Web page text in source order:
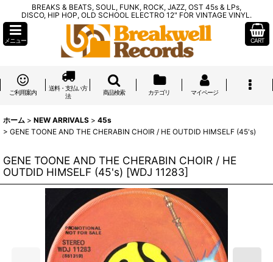
BREAKS & BEATS, SOUL, FUNK, ROCK, JAZZ, OST 45s & LPs,
DISCO, HIP HOP, OLD SCHOOL ELECTRO 12" FOR VINTAGE VINYL.
メニュー CART
ご利用案内
送料・支払い方
法
商品検索 カテゴリ マイページ
ホーム > NEW ARRIVALS > 45s
> GENE TOONE AND THE CHERABIN CHOIR / HE OUTDID HIMSELF (45's)
GENE TOONE AND THE CHERABIN CHOIR / HE
OUTDID HIMSELF (45's) [WDJ 11283]